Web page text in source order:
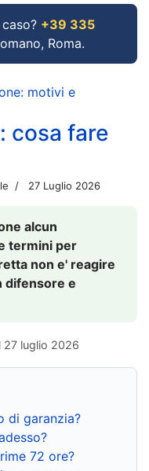
+39 335
Roma.
motivi e
cosa fare
27 Luglio 2026
alcun
termini per
non e' reagire
difensore e
27 luglio 2026
di garanzia?
72 ore?